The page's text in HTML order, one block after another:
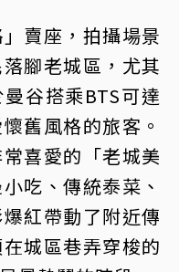
賣座，拍攝場景
腳老城區，尤其
谷搭乘BTS可達
舊風格的旅客。
喜愛的「老城美
吃、傳統泰菜、
紅帶動了附近傳
城區巷弄穿梭的